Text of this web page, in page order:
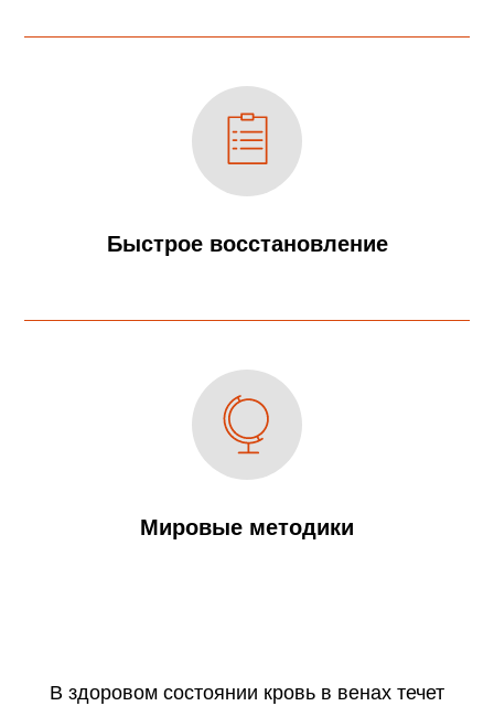
Быстрое восстановление
Мировые методики
В здоровом состоянии кровь в венах течет